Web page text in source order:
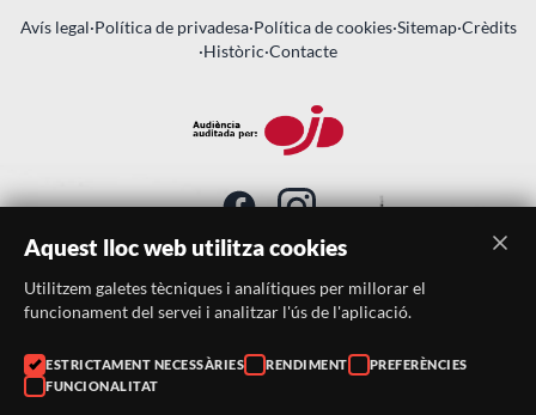
Avís legal·Política de privadesa·Política de cookies·Sitemap·Crèdits
·Històric·Contacte
SUBSCRIU-TE AL BUTLLETÍ
Telèfon:
938046359
Correu:
Aquest lloc web utilitza cookies
Utilitzem galetes tècniques i analítiques per millorar el
funcionament del servei i analitzar l'ús de l'aplicació.
ESTRICTAMENT NECESSÀRIES RENDIMENT
PREFERÈNCIES
FUNCIONALITAT